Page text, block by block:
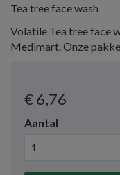
Tea tree face wash
Volatile Tea tree face
Medimart. Onze
€ 6,76
Aantal